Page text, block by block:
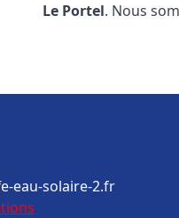
Le Portel. Nous
eau-solaire-2.fr